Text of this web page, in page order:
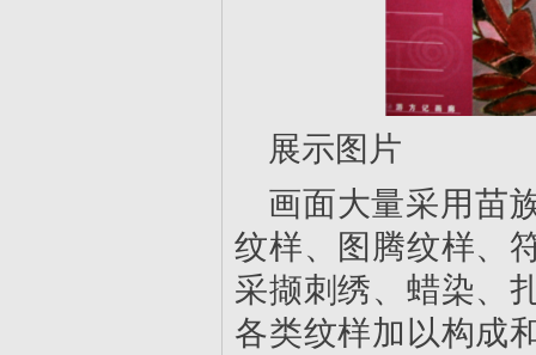
展示图片
画面大量采用苗
纹样、图腾纹样、
采撷刺绣、蜡染、
各类纹样加以构成